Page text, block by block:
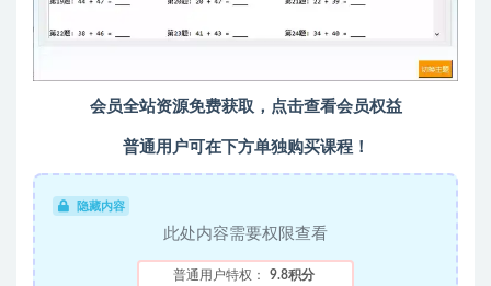
会员全站资源免费获取，点击查看会员权益
普通用户可在下方单独购买课程！
隐藏内容
此处内容需要权限查看
普通用户特权： 9.8积分